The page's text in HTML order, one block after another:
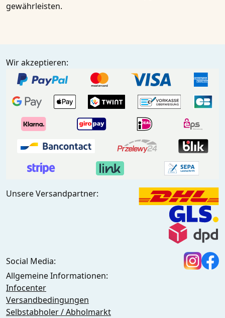
gewährleisten.
Wir akzeptieren:
Unsere Versandpartner:
Social Media:
Allgemeine Informationen:
Infocenter
Versandbedingungen
Selbstabholer / Abholmarkt